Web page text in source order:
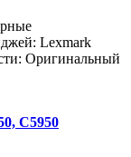
Lexmark
Оригинальный
C5950